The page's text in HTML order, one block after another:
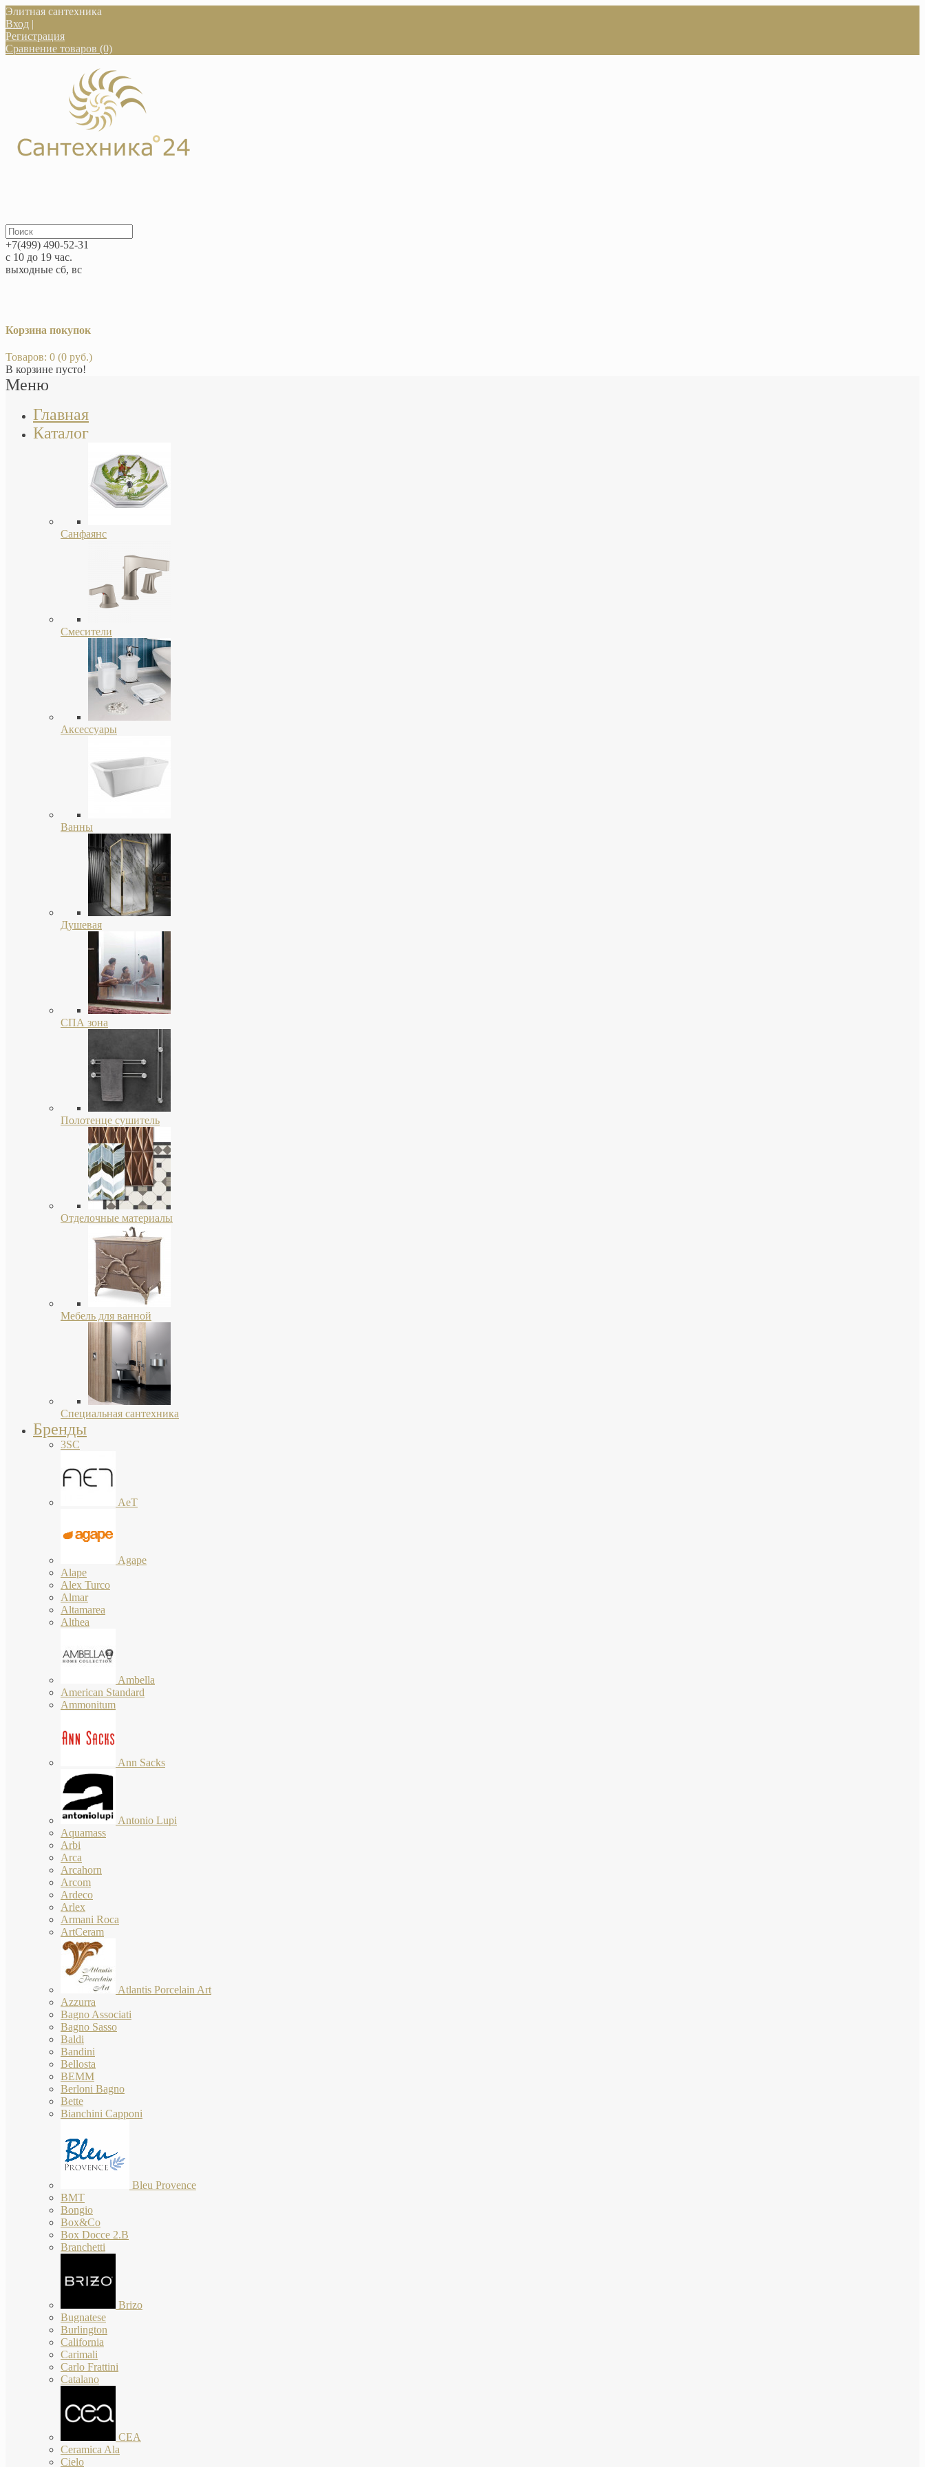
Элитная сантехника
Вход |
Регистрация
Сравнение товаров (0)
+7(499) 490-52-31
с 10 до 19 час.
выходные сб, вс
Корзина покупок
Товаров: 0 (0 руб.)
В корзине пусто!
Меню
Главная
Каталог
Санфаянс
Смесители
Аксессуары
Ванны
Душевая
СПА зона
Полотенце сушитель
Отделочные материалы
Мебель для ванной
Специальная сантехника
Бренды
3SC
AeT
Agape
Alape
Alex Turco
Almar
Altamarea
Althea
Ambella
American Standard
Ammonitum
Ann Sacks
Antonio Lupi
Aquamass
Arbi
Arca
Arcahorn
Arcom
Ardeco
Arlex
Armani Roca
ArtCeram
Atlantis Porcelain Art
Azzurra
Bagno Associati
Bagno Sasso
Baldi
Bandini
Bellosta
BEMM
Berloni Bagno
Bette
Bianchini Capponi
Bleu Provence
BMT
Bongio
Box&Co
Box Docce 2.B
Branchetti
Brizo
Bugnatese
Burlington
California
Carimali
Carlo Frattini
Catalano
CEA
Ceramica Ala
Cielo